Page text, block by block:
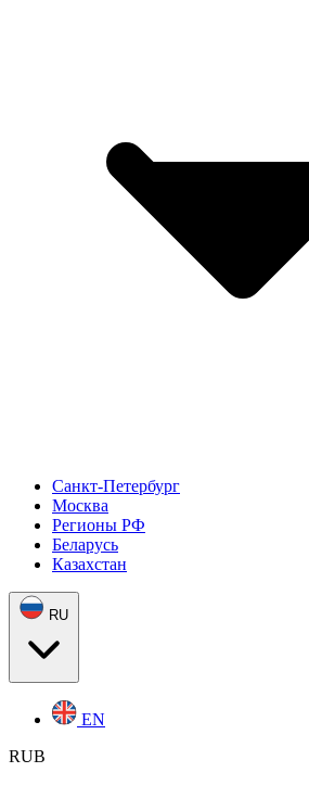
Санкт-Петербург
Москва
Регионы РФ
Беларусь
Казахстан
RU
EN
RUB